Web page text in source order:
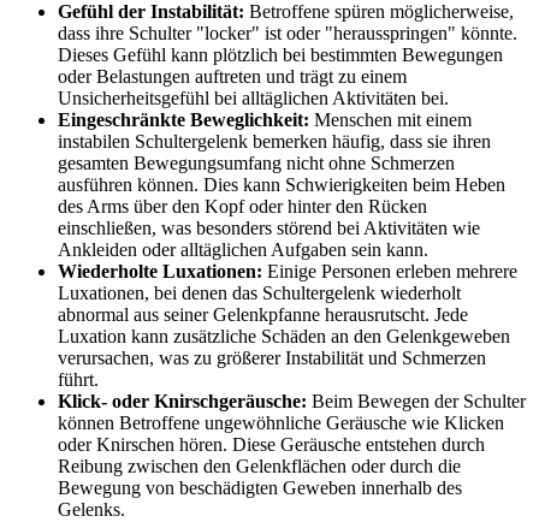
Gefühl der Instabilität: Betroffene spüren möglicherweise,
dass ihre Schulter "locker" ist oder "herausspringen" könnte.
Dieses Gefühl kann plötzlich bei bestimmten Bewegungen
oder Belastungen auftreten und trägt zu einem
Unsicherheitsgefühl bei alltäglichen Aktivitäten bei.
Eingeschränkte Beweglichkeit: Menschen mit einem
instabilen Schultergelenk bemerken häufig, dass sie ihren
gesamten Bewegungsumfang nicht ohne Schmerzen
ausführen können. Dies kann Schwierigkeiten beim Heben
des Arms über den Kopf oder hinter den Rücken
einschließen, was besonders störend bei Aktivitäten wie
Ankleiden oder alltäglichen Aufgaben sein kann.
Wiederholte Luxationen: Einige Personen erleben mehrere
Luxationen, bei denen das Schultergelenk wiederholt
abnormal aus seiner Gelenkpfanne herausrutscht. Jede
Luxation kann zusätzliche Schäden an den Gelenkgeweben
verursachen, was zu größerer Instabilität und Schmerzen
führt.
Klick- oder Knirschgeräusche: Beim Bewegen der Schulter
können Betroffene ungewöhnliche Geräusche wie Klicken
oder Knirschen hören. Diese Geräusche entstehen durch
Reibung zwischen den Gelenkflächen oder durch die
Bewegung von beschädigten Geweben innerhalb des
Gelenks.